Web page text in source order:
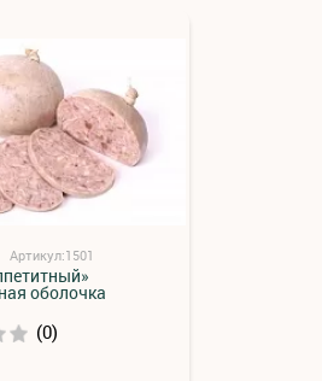
Артикул:1501
оболочка
(0)